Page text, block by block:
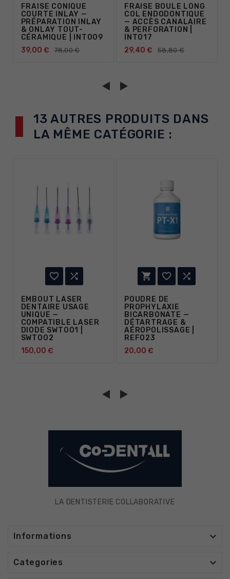
FRAISE CONIQUE
COURTE INLAY —
PRÉPARATION INLAY
& ONLAY TOUT-
CÉRAMIQUE | INT009
39,00 €
78,00 €
FRAISE BOULE LONG
COL ENDODONTIQUE
— ACCÈS CANALAIRE
& PERFORATION |
INT017
29,40 €
58,80 €
13 AUTRES PRODUITS DANS
LA MÊME CATÉGORIE :
 
EMBOUT LASER
DENTAIRE USAGE
UNIQUE —
COMPATIBLE LASER
DIODE SWT001 |
SWT002
150,00 €
  
POUDRE DE
PROPHYLAXIE
BICARBONATE —
DÉTARTRAGE &
AÉROPOLISSAGE |
REF023
20,00 €
LA DENTISTERIE COLLABORATIVE
Informations 
Categories 